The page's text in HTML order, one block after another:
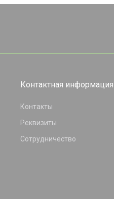
Контактная информация
Контакты
Реквизиты
Сотрудничество